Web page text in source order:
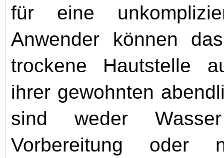
für eine
Anwender können
trockene Hautstelle
ihrer gewohnten
sind weder
Vorbereitung oder